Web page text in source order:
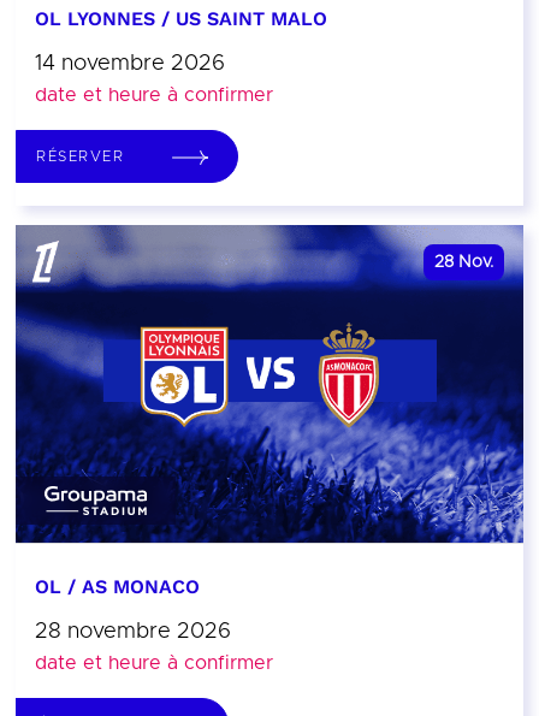
OL LYONNES / US SAINT MALO
14 novembre 2026
date et heure à confirmer
RÉSERVER
28 Nov.
OL / AS MONACO
28 novembre 2026
date et heure à confirmer